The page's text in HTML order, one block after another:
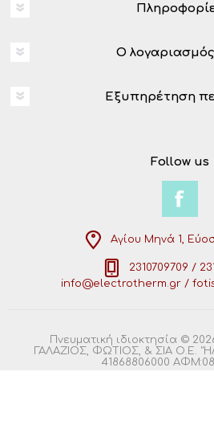
Ο
Εξυπηρέτηση
Follow us
Αγίου Μηνά 1,
2310709709 /
info@electrotherm.gr /
Πνευματική ιδιοκτησία ©
ΓΑΛΑΖΙΟΣ, ΦΩΤΙΟΣ, & ΣΙΑ Ο.Ε.
41868806000